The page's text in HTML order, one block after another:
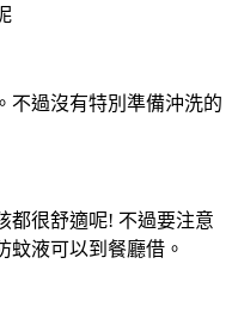
不過沒有特別準備沖洗的
都很舒適呢! 不過要注意
蚊液可以到餐廳借。